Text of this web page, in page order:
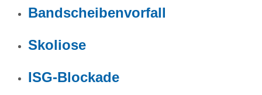
Bandscheibenvorfall
Skoliose
ISG-Blockade